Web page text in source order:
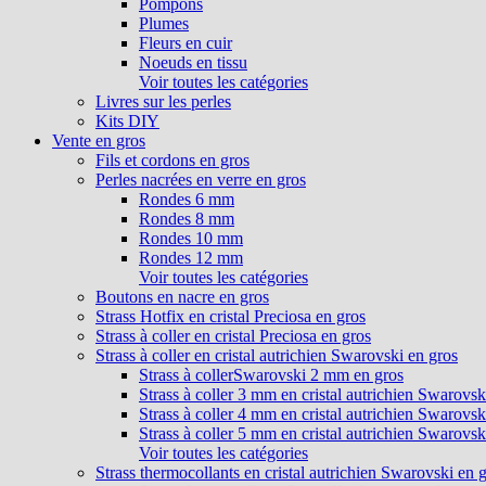
Pompons
Plumes
Fleurs en cuir
Noeuds en tissu
Voir toutes les catégories
Livres sur les perles
Kits DIY
Vente en gros
Fils et cordons en gros
Perles nacrées en verre en gros
Rondes 6 mm
Rondes 8 mm
Rondes 10 mm
Rondes 12 mm
Voir toutes les catégories
Boutons en nacre en gros
Strass Hotfix en cristal Preciosa en gros
Strass à coller en cristal Preciosa en gros
Strass à coller en cristal autrichien Swarovski en gros
Strass à collerSwarovski 2 mm en gros
Strass à coller 3 mm en cristal autrichien
Strass à coller 4 mm en cristal autrichien
Strass à coller 5 mm en cristal autrichien
Voir toutes les catégories
Strass thermocollants en cristal autrichien Swarovski en